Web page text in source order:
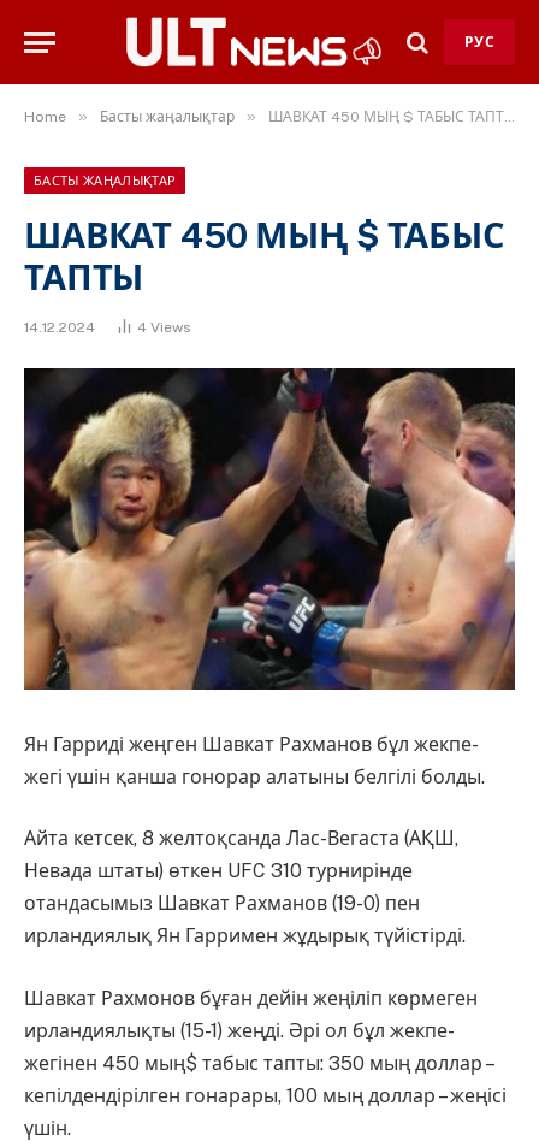
РУС
Home » Басты жаңалықтар » ШАВКАТ 450 МЫҢ $ ТАБЫС ТАПТЫ
БАСТЫ ЖАҢАЛЫҚТАР
ШАВКАТ 450 МЫҢ $ ТАБЫС
ТАПТЫ
14.12.2024 4 Views
Ян Гарриді жеңген Шавкат Рахманов бұл жекпе-
жегі үшін қанша гонорар алатыны белгілі болды.
Айта кетсек, 8 желтоқсанда Лас-Вегаста (АҚШ,
Невада штаты) өткен UFC 310 турнирінде
отандасымыз Шавкат Рахманов (19-0) пен
ирландиялық Ян Гарримен жұдырық түйістірді.
Шавкат Рахмонов бұған дейін жеңіліп көрмеген
ирландиялықты (15-1) жеңді. Әрі ол бұл жекпе-
жегінен 450 мың$ табыс тапты: 350 мың доллар –
кепілдендірілген гонарары, 100 мың доллар – жеңісі
үшін.